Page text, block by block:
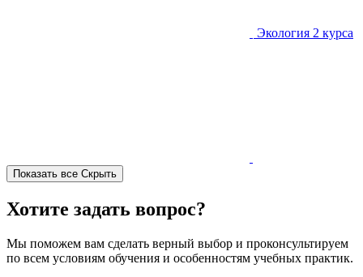
Экология 2 курса
Показать все Скрыть
Хотите задать вопрос?
Мы поможем вам сделать верный выбор и проконсультируем
по всем условиям обучения и особенностям учебных практик.